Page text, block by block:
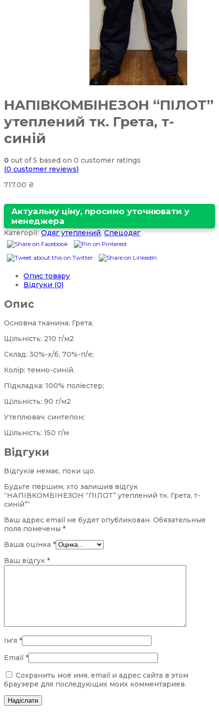
НАПІВКОМБІНЕЗОН “ПІЛОТ”
утеплений тк. Грета, т-
синій
0 out of5 based on 0 customer ratings
(0 customer reviews)
717.00 ₴
Актуальну ціну, просимо уточнювати у
менеджера
Категорії:Одяг утеплений,Спецодяг
Опис товару
Відгуки (0)
Опис
Основна тканина: Грета;
Щільність: 210 г/м2
Склад: 30%-х/б, 70%-п/е;
Колір: темно-синій.
Підкладка: 100% поліестер;
Щільність: 90 г/м2
Утеплювач: синтепон;
Щільність: 150 г/м
Відгуки
Відгуків немає, поки що.
Будьте першим, хто залишив відгук
“НАПІВКОМБІНЕЗОН “ПІЛОТ” утеплений тк. Грета, т-
синій”“
Ваш адрес email не будет опубликован. Обязательные
поля помечены *
Ваша оцінка *
Ваш відгук *
Ім'я *
Email *
Сохранить моё имя, email и адрес сайта в этом
браузере для последующих моих комментариев.